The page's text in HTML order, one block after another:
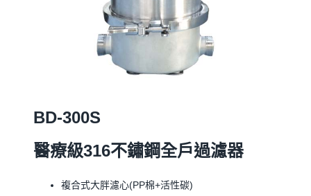
BD-300S
醫療級316不鏽鋼全戶過濾器
複合式大胖濾心(PP棉+活性碳)